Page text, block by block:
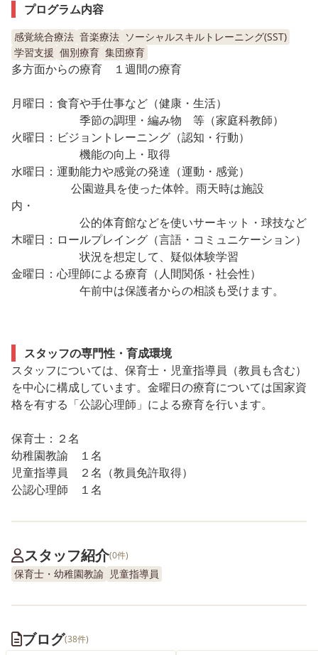
プログラム内容
感覚統合療法 音楽療法 ソーシャルスキルトレーニング(SST)
学習支援 個別療育 集団療育
多方面からの療育 １週間の療育
月曜日：食育や手仕事など（健康・生活）
季節の調理・編み物 等（家庭科教師）
火曜日：ビジョントレーニング（認知・行動）
機能の向上・取得
水曜日：運動能力や感覚の発達（運動・感覚）
公園遊具を使った体幹。雨天時は施設
内・
公的体育館などを使いサーキット・球技など
木曜日：ロールプレイング（言語・コミュニケーション）
状況を想定して、疑似体験学習
金曜日：心理師による療育（人間関係・社会性）
午前中は保護者からの相談も受けます。
スタッフの専門性・育成環境
スタッフについては、保育士・児童指導員（教員も含む）
を中心に構成しています。金曜日の療育については国家資
格を有する「公認心理師」による療育を行います。
保育士：２名
幼稚園教諭 １名
児童指導員 ２名（教員免許取得）
公認心理師 １名
スタッフ紹介(0件)
保育士・幼稚園教諭 児童指導員
ブログ(38件)